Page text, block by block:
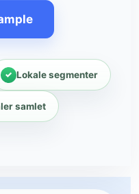
Lokale segmenter
samlet